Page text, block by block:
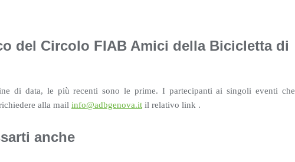
del Circolo FIAB Amici della Bicicletta di
di data, le più recenti sono le prime. I partecipanti ai singoli eventi che
alla mail info@adbgenova.it il relativo link .
anche